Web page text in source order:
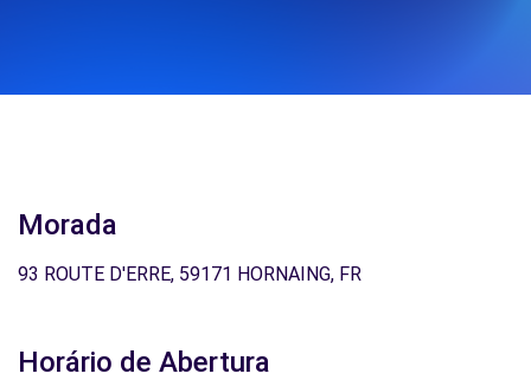
Morada
93 ROUTE D'ERRE, 59171 HORNAING, FR
Horário de Abertura